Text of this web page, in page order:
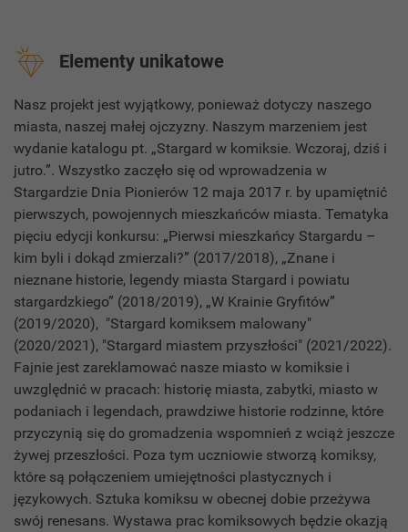
Elementy unikatowe
Nasz projekt jest wyjątkowy, ponieważ dotyczy naszego
miasta, naszej małej ojczyzny. Naszym marzeniem jest
wydanie katalogu pt. „Stargard w komiksie. Wczoraj, dziś i
jutro.”. Wszystko zaczęło się od wprowadzenia w
Stargardzie Dnia Pionierów 12 maja 2017 r. by upamiętnić
pierwszych, powojennych mieszkańców miasta. Tematyka
pięciu edycji konkursu: „Pierwsi mieszkańcy Stargardu –
kim byli i dokąd zmierzali?” (2017/2018), „Znane i
nieznane historie, legendy miasta Stargard i powiatu
stargardzkiego” (2018/2019), „W Krainie Gryfitów”
(2019/2020), "Stargard komiksem malowany"
(2020/2021), "Stargard miastem przyszłości" (2021/2022).
Fajnie jest zareklamować nasze miasto w komiksie i
uwzględnić w pracach: historię miasta, zabytki, miasto w
podaniach i legendach, prawdziwe historie rodzinne, które
przyczynią się do gromadzenia wspomnień z wciąż jeszcze
żywej przeszłości. Poza tym uczniowie stworzą komiksy,
które są połączeniem umiejętności plastycznych i
językowych. Sztuka komiksu w obecnej dobie przeżywa
swój renesans. Wystawa prac komiksowych będzie okazją